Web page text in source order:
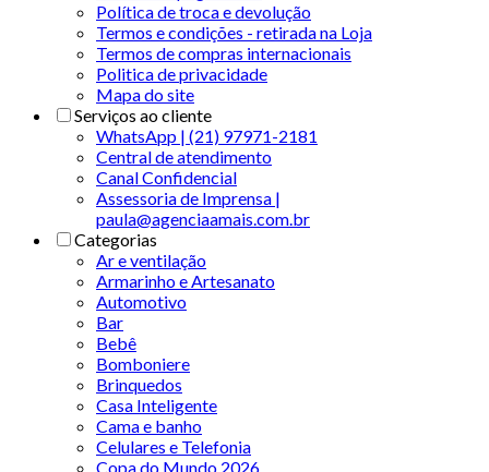
Política de troca e devolução
Termos e condições - retirada na Loja
Termos de compras internacionais
Politica de privacidade
Mapa do site
Serviços ao cliente
WhatsApp | (21) 97971-2181
Central de atendimento
Canal Confidencial
Assessoria de Imprensa |
paula@agenciaamais.com.br
Categorias
Ar e ventilação
Armarinho e Artesanato
Automotivo
Bar
Bebê
Bomboniere
Brinquedos
Casa Inteligente
Cama e banho
Celulares e Telefonia
Copa do Mundo 2026